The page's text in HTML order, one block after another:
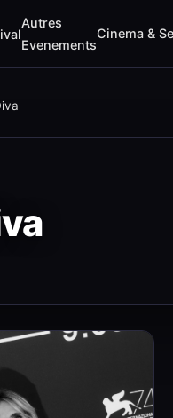
Autres
Evenements
Cinema &